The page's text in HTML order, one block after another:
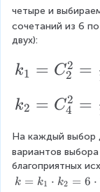
}
=
r
a
c
{
1
0
0
}
4
\f
r
a
c
_
2
_
1
четыре и
сочетаний из 6
двух):
k
{
1
}
=
C
k1 = C2
2 =
k
{
2
}
k2 = C4
2 =
На каждый выбор
вариантов
благоприятных
k
k = k1 ⋅ k2 = 6 ⋅